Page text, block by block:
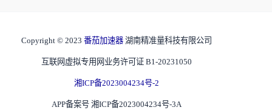
Copyright © 2023 番茄加速器 湖南精准量科技有限公司
互联网虚拟专用网业务许可证 B1-20231050
湘ICP备2023004234号-2
APP备案号 湘ICP备2023004234号-3A